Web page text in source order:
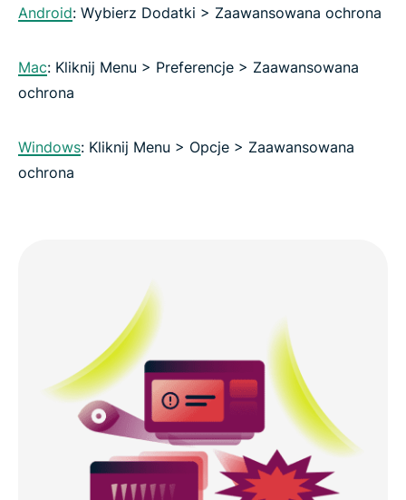
Android: Wybierz Dodatki > Zaawansowana ochrona
Mac: Kliknij Menu > Preferencje > Zaawansowana
ochrona
Windows: Kliknij Menu > Opcje > Zaawansowana
ochrona